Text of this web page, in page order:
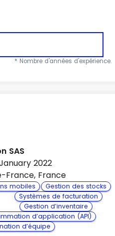
* Nombre d'années d'expérience.
SAS
2022
France, France
mobiles
Gestion des stocks
Systèmes de facturation
Gestion d’inventaire
d’application (API)
d’équipe